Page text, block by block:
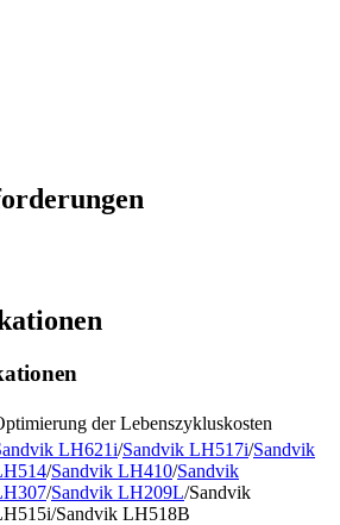
der Lebenszykluskosten
LH621i/Sandvik LH517i/Sandvik
/Sandvik LH410/Sandvik
/Sandvik LH209L/Sandvik
Sandvik LH518B